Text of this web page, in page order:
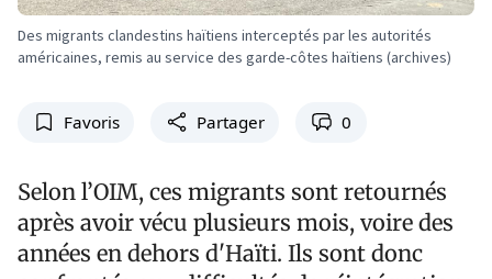
Des migrants clandestins haïtiens interceptés par les autorités
américaines, remis au service des garde-côtes haïtiens (archives)
Favoris Partager 0
Selon l’OIM, ces migrants sont retournés
après avoir vécu plusieurs mois, voire des
années en dehors d'Haïti. Ils sont donc